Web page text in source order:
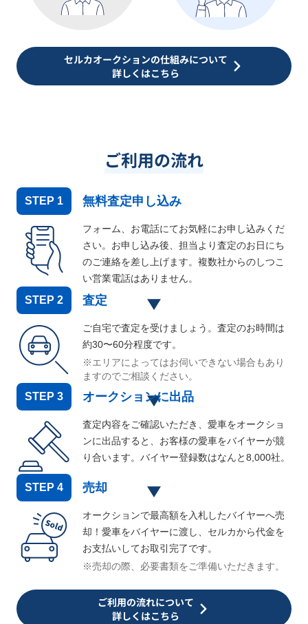
セルカオークションの仕組みについて
詳しくはこちら
ご利用の流れ
STEP 1 無料査定申し込み
フォーム、お電話にてお気軽にお申し込みくだ
さい。お申し込み後、担当より査定のお日にち
のご連絡を差し上げます。複数社からのしつこ
い営業電話はありません。
STEP 2 査定
ご自宅で査定を受けましょう。査定のお時間は
約30〜60分程度です。
※エリアによってはお伺いできない場合もあり
ますのでご相談ください。
STEP 3 オークションに出品
査定内容をご確認いただき、愛車をオークショ
ンに出品すると、お客様の愛車をバイヤーが競
り合います。バイヤー登録数はなんと8,000社。
STEP 4 売却
オークションで最高額を入札したバイヤーへ売
却！愛車をバイヤーに渡し、セルカから代金を
お支払いしてお取引完了です。
※売却の際、必要書類をご準備いただきます。
ご利用の流れについて
詳しくはこちら